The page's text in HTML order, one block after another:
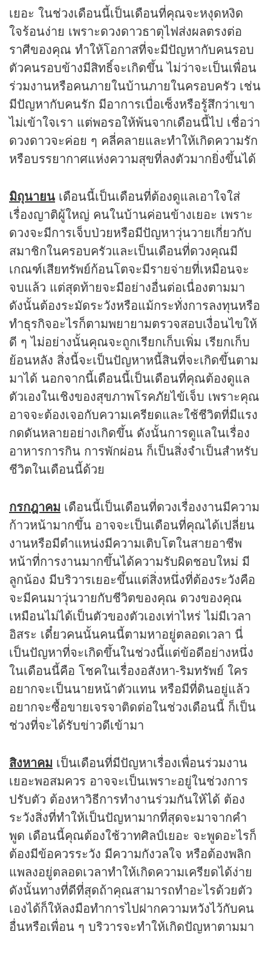
เยอะ ในช่วงเดือนนี้เป็นเดือนที่คุณจะหงุดหงิด
ใจร้อนง่าย เพราะดวงดาวธาตุไฟส่งผลตรงต่อ
ราศีของคุณ ทำให้โอกาสที่จะมีปัญหากับคนรอบ
ตัวคนรอบข้างมีสิทธิ์จะเกิดขึ้น ไม่ว่าจะเป็นเพื่อน
ร่วมงานหรือคนภายในบ้านภายในครอบครัว เช่น
มีปัญหากับคนรัก มีอาการเบื่อเซ็งหรือรู้สึกว่าเขา
ไม่เข้าใจเรา แต่พอรอให้พ้นจากเดือนนี้ไป เชื่อว่า
ดวงดาวจะค่อย ๆ คลี่คลายและทำให้เกิดความรัก
หรือบรรยากาศแห่งความสุขที่ลงตัวมากยิ่งขึ้นได้
มิถุนายน เดือนนี้เป็นเดือนที่ต้องดูแลเอาใจใส่
เรื่องญาติผู้ใหญ่ คนในบ้านค่อนข้างเยอะ เพราะ
ดวงจะมีการเจ็บป่วยหรือมีปัญหาวุ่นวายเกี่ยวกับ
สมาชิกในครอบครัวและเป็นเดือนที่ดวงคุณมี
เกณฑ์เสียทรัพย์ก้อนโตจะมีรายจ่ายที่เหมือนจะ
จบแล้ว แต่สุดท้ายจะมีอย่างอื่นต่อเนื่องตามมา
ดังนั้นต้องระมัดระวังหรือแม้กระทั่งการลงทุนหรือ
ทำธุรกิจอะไรก็ตามพยายามตรวจสอบเงื่อนไขให้
ดี ๆ ไม่อย่างนั้นคุณจะถูกเรียกเก็บเพิ่ม เรียกเก็บ
ย้อนหลัง สิ่งนี้จะเป็นปัญหาหนี้สินที่จะเกิดขึ้นตาม
มาได้ นอกจากนี้เดือนนี้เป็นเดือนที่คุณต้องดูแล
ตัวเองในเชิงของสุขภาพโรคภัยไข้เจ็บ เพราะคุณ
อาจจะต้องเจอกับความเครียดและใช้ชีวิตที่มีแรง
กดดันหลายอย่างเกิดขึ้น ดังนั้นการดูแลในเรื่อง
อาหารการกิน การพักผ่อน ก็เป็นสิ่งจำเป็นสำหรับ
ชีวิตในเดือนนี้ด้วย
กรกฎาคม เดือนนี้เป็นเดือนที่ดวงเรื่องงานมีความ
ก้าวหน้ามากขึ้น อาจจะเป็นเดือนที่คุณได้เปลี่ยน
งานหรือมีตำแหน่งมีความเติบโตในสายอาชีพ
หน้าที่การงานมากขึ้นได้ความรับผิดชอบใหม่ มี
ลูกน้อง มีบริวารเยอะขึ้นแต่สิ่งหนึ่งที่ต้องระวังคือ
จะมีคนมาวุ่นวายกับชีวิตของคุณ ดวงของคุณ
เหมือนไม่ได้เป็นตัวของตัวเองเท่าไหร่ ไม่มีเวลา
อิสระ เดี๋ยวคนนั้นคนนี้ตามหาอยู่ตลอดเวลา นี่
เป็นปัญหาที่จะเกิดขึ้นในช่วงนี้แต่ข้อดีอย่างหนึ่ง
ในเดือนนี้คือ โชคในเรื่องอสังหา-ริมทรัพย์ ใคร
อยากจะเป็นนายหน้าตัวแทน หรือมีที่ดินอยู่แล้ว
อยากจะซื้อขายเจรจาติดต่อในช่วงเดือนนี้ ก็เป็น
ช่วงที่จะได้รับข่าวดีเข้ามา
สิงหาคม เป็นเดือนที่มีปัญหาเรื่องเพื่อนร่วมงาน
เยอะพอสมควร อาจจะเป็นเพราะอยู่ในช่วงการ
ปรับตัว ต้องหาวิธีการทำงานร่วมกันให้ได้ ต้อง
ระวังสิ่งที่ทำให้เป็นปัญหามากที่สุดจะมาจากคำ
พูด เดือนนี้คุณต้องใช้วาทศิลป์เยอะ จะพูดอะไรก็
ต้องมีข้อควรระวัง มีความกังวลใจ หรือต้องพลิก
แพลงอยู่ตลอดเวลาทำให้เกิดความเครียดได้ง่าย
ดังนั้นทางที่ดีที่สุดถ้าคุณสามารถทำอะไรด้วยตัว
เองได้ก็ให้ลงมือทำการไปฝากความหวังไว้กับคน
อื่นหรือเพื่อน ๆ บริวารจะทำให้เกิดปัญหาตามมา